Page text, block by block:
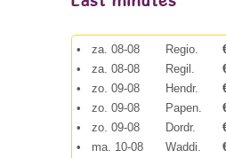
• za. 08-08 Regio.
•
za. 08-08 Regil.
•
zo. 09-08 Hendr.
•
zo. 09-08 Papen.
•
zo. 09-08 Dordr.
•
ma. 10-08 Waddi.